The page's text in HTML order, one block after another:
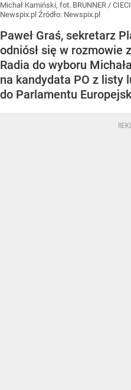
Michał Kamiński, fot. BRUNNER /
Newspix.pl Źródło: Newspix.pl
Paweł Graś, sekretarz
odniósł się w rozmowie
Radia do wyboru
na kandydata PO z listy
do Parlamentu